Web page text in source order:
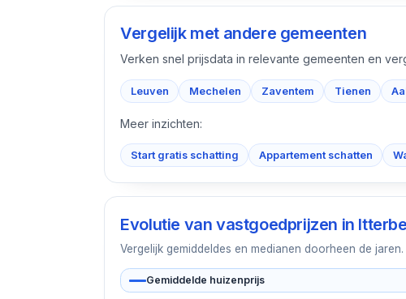
Vergelijk met andere gemeenten
Verken snel prijsdata in relevante gemeenten en
Leuven Mechelen Zaventem Tienen
Meer inzichten:
Start gratis schatting Appartement schatten
Evolutie van vastgoedprijzen in
Vergelijk gemiddeldes en medianen doorheen de
Gemiddelde huizenprijs